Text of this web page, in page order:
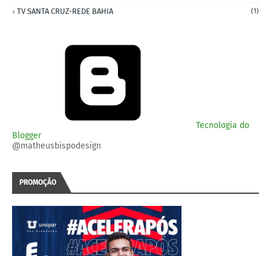
TV SANTA CRUZ-REDE BAHIA (1)
Tecnologia do
Blogger
@matheusbispodesign
PROMOÇÃO